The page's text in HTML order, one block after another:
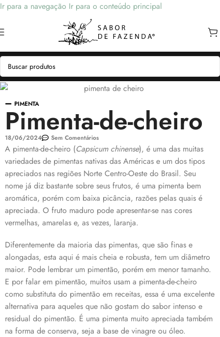
Ir para a navegação Ir para o conteúdo principal
PIMENTA
Pimenta-de-cheiro
18/06/2024 Sem Comentários
A pimenta-de-cheiro (Capsicum chinense), é uma das muitas
variedades de pimentas nativas das Américas e um dos tipos
apreciados nas regiões Norte Centro-Oeste do Brasil. Seu
nome já diz bastante sobre seus frutos, é uma pimenta bem
aromática, porém com baixa picância, razões pelas quais é
apreciada. O fruto maduro pode apresentar-se nas cores
vermelhas, amarelas e, as vezes, laranja.
Diferentemente da maioria das pimentas, que são finas e
alongadas, esta aqui é mais cheia e robusta, tem um diâmetro
maior. Pode lembrar um pimentão, porém em menor tamanho.
E por falar em pimentão, muitos usam a pimenta-de-cheiro
como substituta do pimentão em receitas, essa é uma excelente
alternativa para aqueles que não gostam do sabor intenso e
residual do pimentão. É uma pimenta muito apreciada também
na forma de conserva, seja a base de vinagre ou óleo.